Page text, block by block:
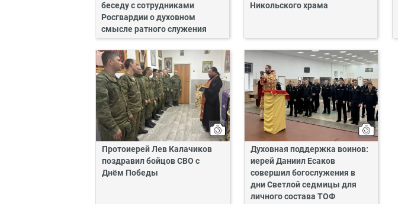
беседу с сотрудниками
Росгвардии о духовном
смысле ратного служения
Никольского храма
Протоиерей Лев Калачиков
поздравил бойцов СВО с
Днём Победы
Духовная поддержка воинов:
иерей Даниил Есаков
совершил богослужения в
дни Светлой седмицы для
личного состава ТОФ